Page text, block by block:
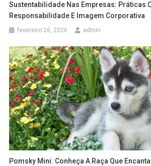
Sustentabilidade Nas Empresas: Práticas
Responsabilidade E Imagem Corporativa
fevereiro 26, 2026 admin
Pomsky Mini: Conheça A Raça Que